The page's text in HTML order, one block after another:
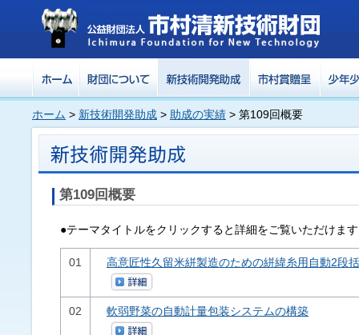
ホーム > 新技術開発助成 > 助成の実績 > 第109回概要
第109回概要
●テーマタイトルをクリックすると詳細をご覧いただけま
01 高意匠性久留米絣製造のための絣緯糸用自動2段
02 軟弱野菜の自動計量包装システムの構築